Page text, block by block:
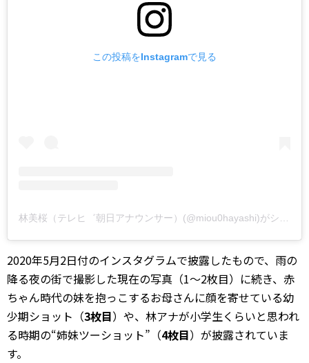
この投稿をInstagramで見る
2020年5月2日付のインスタグラムで披露したもので、雨の
降る夜の街で撮影した現在の写真（1～2枚目）に続き、赤
ちゃん時代の妹を抱っこするお母さんに顔を寄せている幼
少期ショット（3枚目）や、林アナが小学生くらいと思われ
る時期の“姉妹ツーショット”（4枚目）が披露されていま
す。